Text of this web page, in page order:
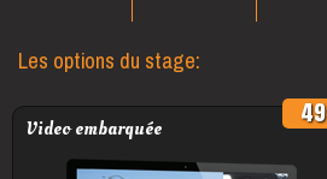
Les options du stage:
Video embarquée
49